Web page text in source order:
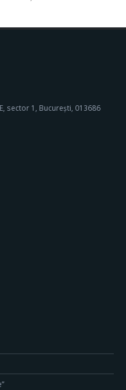
sector 1, București, 013686